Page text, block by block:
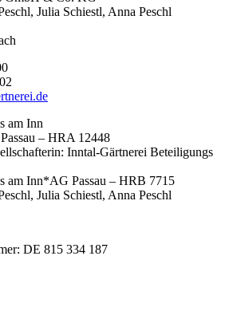
Julia Schiestl, Anna Peschl
am Inn
– HRA 12448
Inntal-Gärtnerei Beteiligungs
am Inn*AG Passau – HRB 7715
Julia Schiestl, Anna Peschl
DE 815 334 187